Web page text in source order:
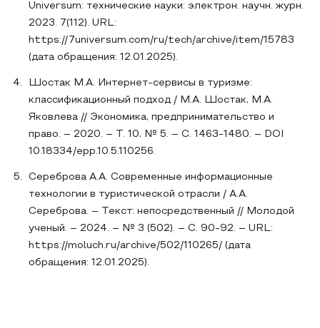
Universum: технические науки: электрон. научн. журн.
2023. 7(112). URL:
https://7universum.com/ru/tech/archive/item/15783
(дата обращения: 12.01.2025).
Шостак М.А. Интернет-сервисы в туризме:
классификационный подход / М.А. Шостак, М.А.
Яковлева // Экономика, предпринимательство и
право. – 2020. – Т. 10, № 5. – С. 1463-1480. – DOI
10.18334/epp.10.5.110256.
Сереброва А.А. Современные информационные
технологии в туристической отрасли / А.А.
Сереброва. – Текст: непосредственный // Молодой
ученый. – 2024. – № 3 (502). – С. 90-92. – URL:
https://moluch.ru/archive/502/110265/ (дата
обращения: 12.01.2025).